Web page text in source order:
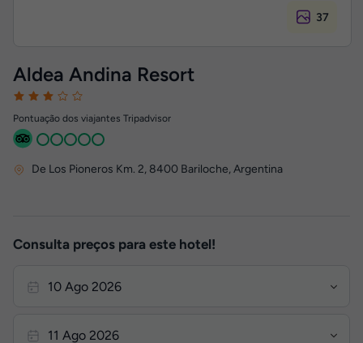
37
Aldea Andina Resort
Pontuação dos viajantes Tripadvisor
De Los Pioneros Km. 2, 8400 Bariloche, Argentina
Consulta preços para este hotel!